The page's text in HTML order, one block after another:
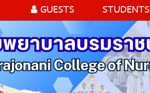
GUESTS STUDENTS